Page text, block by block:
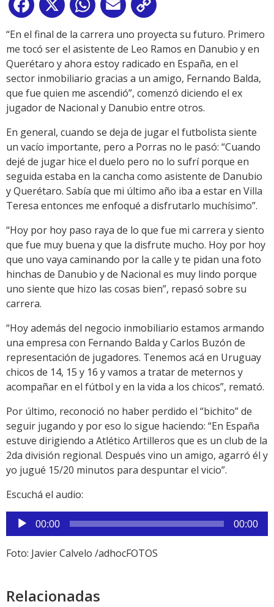
Facebook
X WhatsApp
Email
Link
“En el final de la carrera uno proyecta su futuro. Primero
me tocó ser el asistente de Leo Ramos en Danubio y en
Querétaro y ahora estoy radicado en España, en el
sector inmobiliario gracias a un amigo, Fernando Balda,
que fue quien me ascendió”, comenzó diciendo el ex
jugador de Nacional y Danubio entre otros.
En general, cuando se deja de jugar el futbolista siente
un vacío importante, pero a Porras no le pasó: “Cuando
dejé de jugar hice el duelo pero no lo sufrí porque en
seguida estaba en la cancha como asistente de Danubio
y Querétaro. Sabía que mi último año iba a estar en Villa
Teresa entonces me enfoqué a disfrutarlo muchísimo”.
“Hoy por hoy paso raya de lo que fue mi carrera y siento
que fue muy buena y que la disfrute mucho. Hoy por hoy
que uno vaya caminando por la calle y te pidan una foto
hinchas de Danubio y de Nacional es muy lindo porque
uno siente que hizo las cosas bien”, repasó sobre su
carrera.
“Hoy además del negocio inmobiliario estamos armando
una empresa con Fernando Balda y Carlos Buzón de
representación de jugadores. Tenemos acá en Uruguay
chicos de 14, 15 y 16 y vamos a tratar de meternos y
acompañar en el fútbol y en la vida a los chicos”, remató.
Por último, reconoció no haber perdido el “bichito” de
seguir jugando y por eso lo sigue haciendo: “En España
estuve dirigiendo a Atlético Artilleros que es un club de la
2da división regional. Después vino un amigo, agarró él y
yo jugué 15/20 minutos para despuntar el vicio”.
Escuchá el audio:
Reproductor
de
audio
00:00 00:00
Foto: Javier Calvelo /adhocFOTOS
Relacionadas